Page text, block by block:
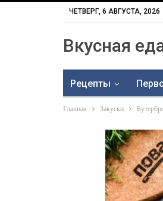
ЧЕТВЕРГ, 6 АВГУСТА, 2026
Вкусная
Рецепты
Главная Закуски